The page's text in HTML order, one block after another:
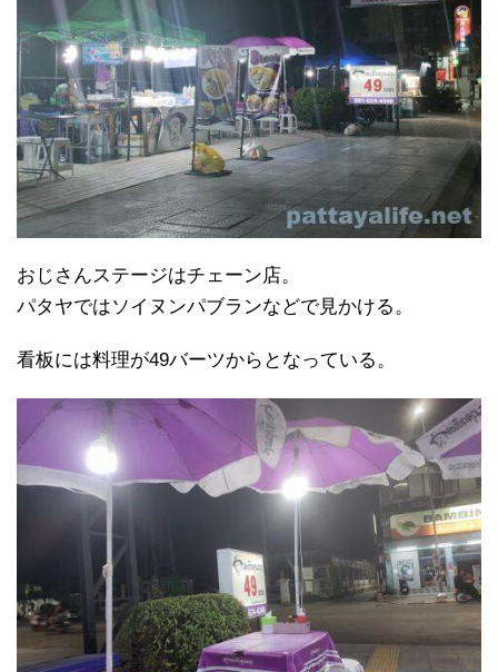
おじさんステージはチェーン店。
パタヤではソイヌンパブランなどで見かける。
看板には料理が49バーツからとなっている。